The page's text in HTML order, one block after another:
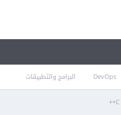
DevOps البرامج والتطبيقات